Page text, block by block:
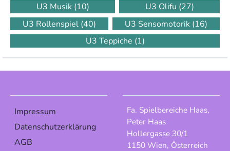
U3 Musik (10) U3 Olifu (27)
U3 Rollenspiel (40) U3 Sensomotorik (16)
U3 Teppiche (1)
Impressum
Datenschutzerklärung
AGB
Fa. Spielbereiche Haas,
Peter Haas
Hollergasse 30/1
1150 Wien, Österreich